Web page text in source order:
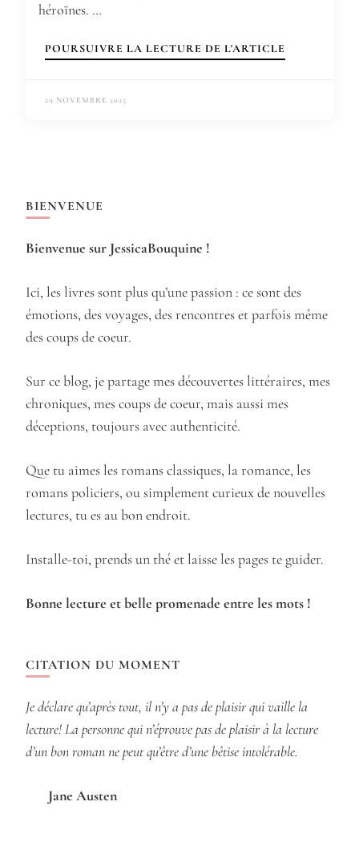
héroïnes. …
POURSUIVRE LA LECTURE DE L'ARTICLE
29 NOVEMBRE 2025
BIENVENUE
Bienvenue sur JessicaBouquine !
Ici, les livres sont plus qu’une passion : ce sont des
émotions, des voyages, des rencontres et parfois même
des coups de coeur.
Sur ce blog, je partage mes découvertes littéraires, mes
chroniques, mes coups de coeur, mais aussi mes
déceptions, toujours avec authenticité.
Que tu aimes les romans classiques, la romance, les
romans policiers, ou simplement curieux de nouvelles
lectures, tu es au bon endroit.
Installe-toi, prends un thé et laisse les pages te guider.
Bonne lecture et belle promenade entre les mots !
CITATION DU MOMENT
Je déclare qu’après tout, il n’y a pas de plaisir qui vaille la
lecture! La personne qui n’éprouve pas de plaisir à la lecture
d’un bon roman ne peut qu’être d’une bêtise intolérable.
Jane Austen